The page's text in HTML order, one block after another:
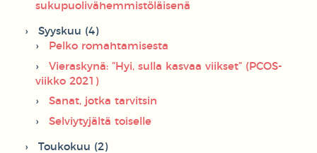
sukupuolivähemmistöläisenä
Syyskuu (4)
Pelko romahtamisesta
Vieraskynä: ”Hyi, sulla kasvaa viikset” (PCOS-
viikko 2021)
Sanat, jotka tarvitsin
Selviytyjältä toiselle
Toukokuu (2)